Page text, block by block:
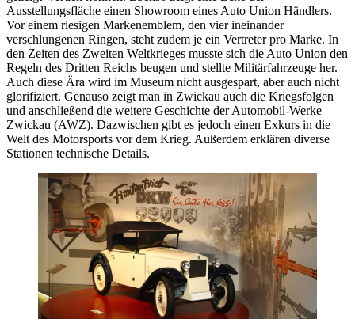
Ausstellungsfläche einen Showroom eines Auto Union Händlers.
Vor einem riesigen Markenemblem, den vier ineinander
verschlungenen Ringen, steht zudem je ein Vertreter pro Marke. In
den Zeiten des Zweiten Weltkrieges musste sich die Auto Union den
Regeln des Dritten Reichs beugen und stellte Militärfahrzeuge her.
Auch diese Ära wird im Museum nicht ausgespart, aber auch nicht
glorifiziert. Genauso zeigt man in Zwickau auch die Kriegsfolgen
und anschließend die weitere Geschichte der Automobil-Werke
Zwickau (AWZ). Dazwischen gibt es jedoch einen Exkurs in die
Welt des Motorsports vor dem Krieg. Außerdem erklären diverse
Stationen technische Details.